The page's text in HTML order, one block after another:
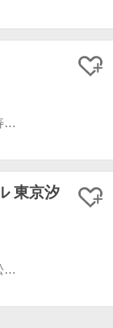
虎ノ門駅 (六本木・赤坂・恵比寿・白金)
東京汐
汐留駅 (東京・銀座・汐留・浜松町・品川・上野・浅草)